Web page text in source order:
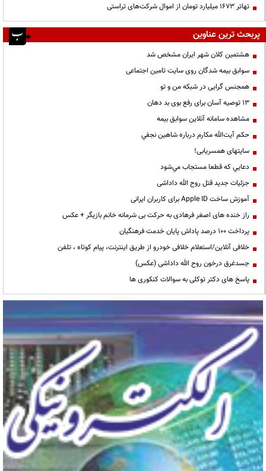
تهاتر ۱۶۷۳ میلیارد تومان از اموال شرکت‌های تراستی
پربحث ترین عناوین
هشتمین کلان شهر ایران مشخص شد
سوابق بیمه شدگان روی سایت تامین اجتماعی
همجنس گرایی در شبکه من و تو
13 توصیه آسان برای رفع بوی بد دهان
مشاهده سامانه آنلاين سوابق بیمه
حكم آيت‌الله مكارم درباره شاهين نجفي
سایتهای همسریابی!
دعايي كه قطعا مستجاب مي‌شود
جزئیات جدید قتل روح الله داداشی
آموزش ساخت Apple ID برای کاربران ایرانی
راز خنده های اصغر فرهادی به حرکت بی شرمانه خانم بازیگر + عکس
پرداخت ۱۰۰ درصد پاداش پایان خدمت فرهنگیان
خلافی آنلاین/استعلام خلافی خودرو از طریق اینترنت، پیام کوتاه ، تلفن
جسدغرق درخون روح الله داداشی (عکس)
پاسخ های دکتر توکلی به سوالات کنکوری ها